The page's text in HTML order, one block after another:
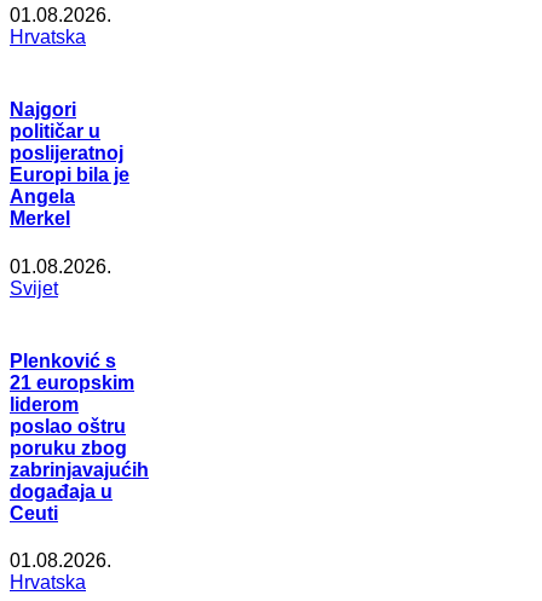
01.08.2026.
Hrvatska
Najgori
političar u
poslijeratnoj
Europi bila je
Angela
Merkel
01.08.2026.
Svijet
Plenković s
21 europskim
liderom
poslao oštru
poruku zbog
zabrinjavajućih
događaja u
Ceuti
01.08.2026.
Hrvatska